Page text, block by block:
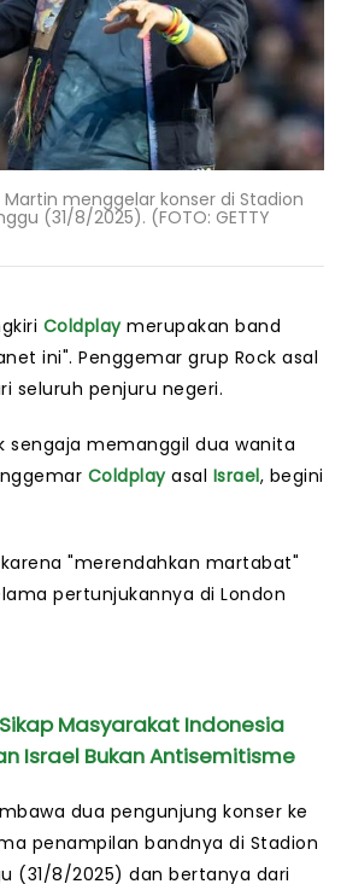
Martin menggelar konser di Stadion
(31/8/2025). (FOTO: GETTY
Coldplaymerupakan band
ini". Penggemar grup Rock asal
seluruh penjuru negeri.
sengaja memanggil dua wanita
Coldplayasal Israel, begini
"merendahkan martabat"
pertunjukannya di London
Masyarakat Indonesia
Israel Bukan Antisemitisme
dua pengunjung konser ke
penampilan bandnya di Stadion
(31/8/2025) dan bertanya dari